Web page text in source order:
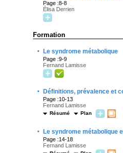
Page :8-8
Élisa Derrien
Formation
· Le syndrome métabolique
Page :9-9
Fernand Lamisse
· Définitions, prévalence et
Page :10-13
Fernand Lamisse
Résumé Plan
· Le syndrome métabolique
Page :14-18
Fernand Lamisse